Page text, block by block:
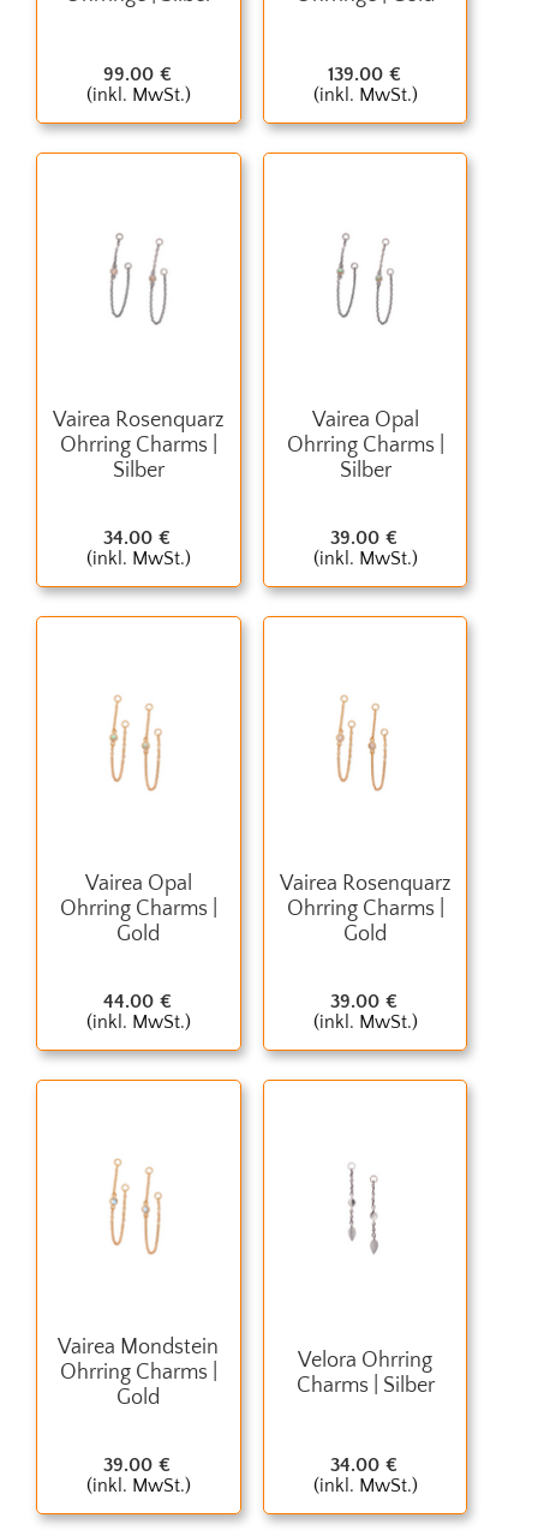
99.00 €
(inkl. MwSt.)
139.00 €
(inkl. MwSt.)
Vairea Rosenquarz
Ohrring Charms |
Silber
34.00 €
(inkl. MwSt.)
Vairea Opal
Ohrring Charms |
Silber
39.00 €
(inkl. MwSt.)
Vairea Opal
Ohrring Charms |
Gold
44.00 €
(inkl. MwSt.)
Vairea Rosenquarz
Ohrring Charms |
Gold
39.00 €
(inkl. MwSt.)
Vairea Mondstein
Ohrring Charms |
Gold
39.00 €
(inkl. MwSt.)
Velora Ohrring
Charms | Silber
34.00 €
(inkl. MwSt.)